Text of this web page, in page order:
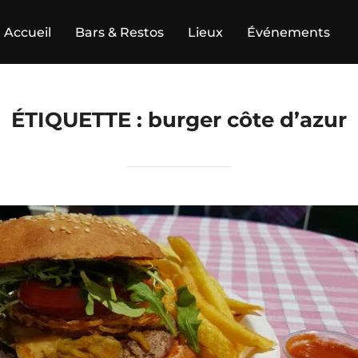
Accueil Bars & Restos Lieux Événements
ÉTIQUETTE : burger côte d’azur